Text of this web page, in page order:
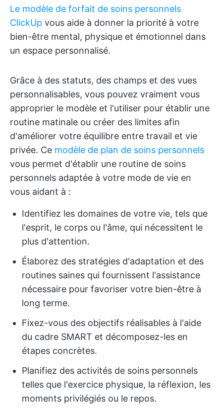
Le modèle de forfait de soins personnels
ClickUp vous aide à donner la priorité à votre
bien-être mental, physique et émotionnel dans
un espace personnalisé.
Grâce à des statuts, des champs et des vues
personnalisables, vous pouvez vraiment vous
approprier le modèle et l'utiliser pour établir une
routine matinale ou créer des limites afin
d'améliorer votre équilibre entre travail et vie
privée. Ce modèle de plan de soins personnels
vous permet d'établir une routine de soins
personnels adaptée à votre mode de vie en
vous aidant à :
Identifiez les domaines de votre vie, tels que
l'esprit, le corps ou l'âme, qui nécessitent le
plus d'attention.
Élaborez des stratégies d'adaptation et des
routines saines qui fournissent l'assistance
nécessaire pour favoriser votre bien-être à
long terme.
Fixez-vous des objectifs réalisables à l'aide
du cadre SMART et décomposez-les en
étapes concrètes.
Planifiez des activités de soins personnels
telles que l'exercice physique, la réflexion, les
moments privilégiés ou le repos.